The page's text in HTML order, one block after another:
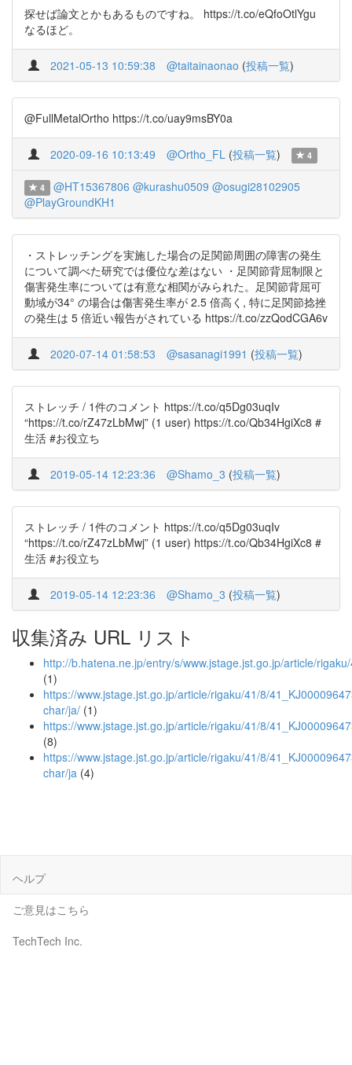
探せば論文とかもあるものですね。 https://t.co/eQfoOtlYgu
なるほど。
2021-05-13 10:59:38 @taitainaonao (投稿一覧)
@FullMetalOrtho https://t.co/uay9msBY0a
2020-09-16 10:13:49 @Ortho_FL (投稿一覧) 4
4 @HT15367806 @kurashu0509 @osugi28102905
@PlayGroundKH1
・ストレッチングを実施した場合の足関節周囲の障害の発生
について調べた研究では優位な差はない ・足関節背屈制限と
傷害発生率については有意な相関がみられた。足関節背屈可
動域が34° の場合は傷害発生率が 2.5 倍高く, 特に足関節捻挫
の発生は 5 倍近い報告がされている https://t.co/zzQodCGA6v
2020-07-14 01:58:53 @sasanagi1991 (投稿一覧)
ストレッチ / 1件のコメント https://t.co/q5Dg03uqIv
“https://t.co/rZ47zLbMwj” (1 user) https://t.co/Qb34HgiXc8 #
生活 #お役立ち
2019-05-14 12:23:36 @Shamo_3 (投稿一覧)
ストレッチ / 1件のコメント https://t.co/q5Dg03uqIv
“https://t.co/rZ47zLbMwj” (1 user) https://t.co/Qb34HgiXc8 #
生活 #お役立ち
2019-05-14 12:23:36 @Shamo_3 (投稿一覧)
収集済み URL リスト
http://b.hatena.ne.jp/entry/s/www.jstage.jst.go.jp/article/
(1)
https://www.jstage.jst.go.jp/article/rigaku/41/8/
char/ja/ (1)
https://www.jstage.jst.go.jp/article/rigaku/41/8/
(8)
https://www.jstage.jst.go.jp/article/rigaku/41/8/
char/ja (4)
ヘルプ
ご意見はこちら
TechTech Inc.